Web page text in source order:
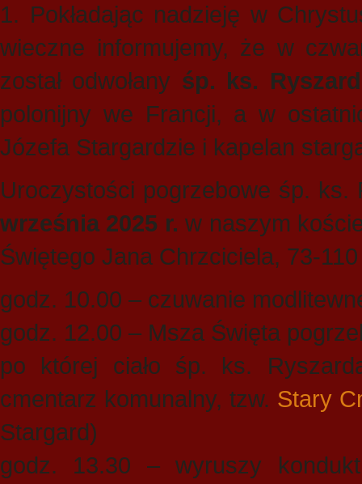
1. Pokładając nadzieję w
wieczne informujemy, że w
został odwołany śp. ks.
polonijny we Francji, a w
Józefa Stargardzie i kapelan
Uroczystości pogrzebowe śp.
września 2025 r. w naszym
Świętego Jana Chrzciciela, 73-
godz. 10.00 – czuwanie
godz. 12.00 – Msza Święta
po której ciało śp. ks.
cmentarz komunalny, tzw. Stary
Stargard)
godz. 13.30 – wyruszy